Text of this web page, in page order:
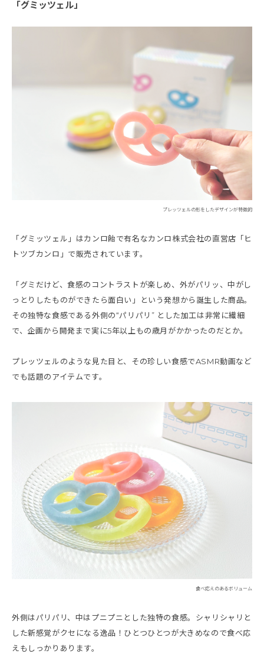
「グミッツェル」
プレッツェルの形をしたデザインが特徴的
「グミッツェル」はカンロ飴で有名なカンロ株式会社の直営店「ヒ
トツブカンロ」で販売されています。
「グミだけど、食感のコントラストが楽しめ、外がパリッ、中がし
っとりしたものができたら面白い」という発想から誕生した商品。
その独特な食感である外側の“パリパリ” とした加工は非常に繊細
で、企画から開発まで実に5年以上もの歳月がかかったのだとか。
プレッツェルのような見た目と、その珍しい食感でASMR動画など
でも話題のアイテムです。
食べ応えのあるボリューム
外側はパリパリ、中はプニプニとした独特の食感。シャリシャリと
した新感覚がクセになる逸品！ひとつひとつが大きめなので食べ応
えもしっかりあります。